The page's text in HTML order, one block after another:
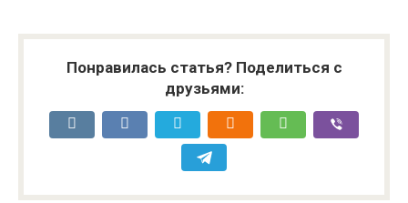
Понравилась статья? Поделиться с
друзьями: